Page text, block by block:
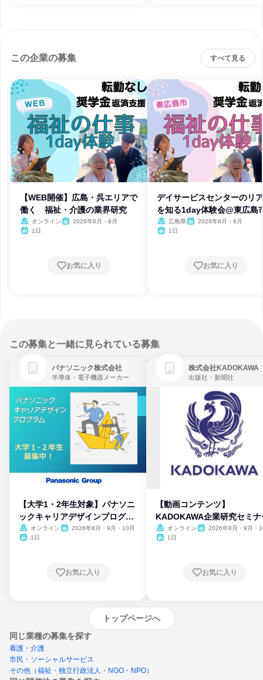
この企業の募集 すべて見る
【WEB開催】広島・呉エリアで
働く 福祉・介護の業界研究
オンライン
2026年8月・9月
1日
お気に入り
デイサービスセンターのリ
を知る1day体験会@東広島
広島県
2026年8月・9月
1日
お気に入り
この募集と一緒に見られている募集
パナソニック株式会社
半導体・電子機器メーカー
【大学1・2年生対象】パナソニ
ックキャリアデザインプログラ
ム
オンライン
2026年8月・9月・10月
1日
お気に入り
株式会社KADOKAWA
出版社・新聞社
【動画コンテンツ】
KADOKAWA企業研究セミナ
オンライン
2026年8月・9月・
1日
お気に入り
トップページへ
同じ業種の募集を探す
看護・介護
市民・ソーシャルサービス
その他（福祉・独立行政法人・NGO・NPO）